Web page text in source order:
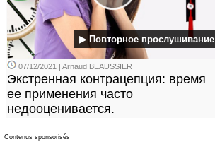
▶ Повторное прослушивание
07/12/2021 | Arnaud BEAUSSIER
Экстренная контрацепция: время
ее применения часто
недооценивается.
Contenus sponsorisés